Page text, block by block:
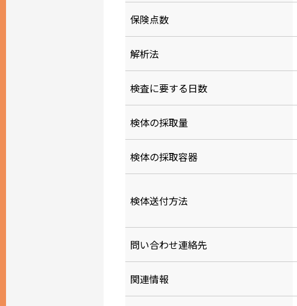
保険点数
解析法
検査に要する日数
検体の採取量
検体の採取容器
検体送付方法
問い合わせ連絡先
関連情報